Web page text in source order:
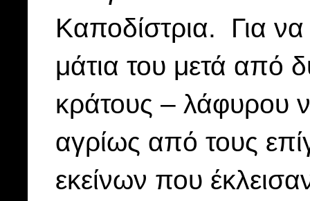
Καποδίστρια. Για να
μάτια του μετά από
κράτους – λάφυρου
αγρίως από τους
εκείνων που